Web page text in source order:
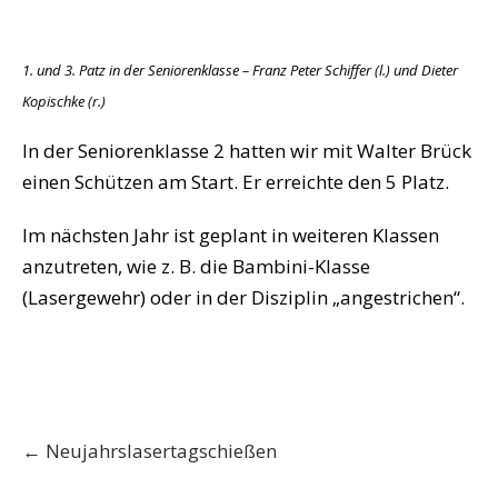
1. und 3. Patz in der Seniorenklasse – Franz Peter Schiffer (l.) und Dieter
Kopischke (r.)
In der Seniorenklasse 2 hatten wir mit Walter Brück
einen Schützen am Start. Er erreichte den 5 Platz.
Im nächsten Jahr ist geplant in weiteren Klassen
anzutreten, wie z. B. die Bambini-Klasse
(Lasergewehr) oder in der Disziplin „angestrichen“.
Post
navigation
← Neujahrslasertagschießen